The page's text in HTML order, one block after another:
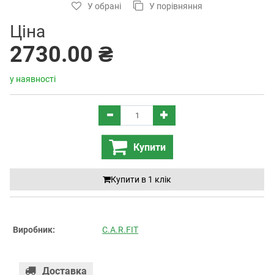
У обрані У порівняння
Ціна
2730.00 ₴
у наявності
Купити
Купити в 1 клiк
Виробник: C.A.R.FIT
Доставка